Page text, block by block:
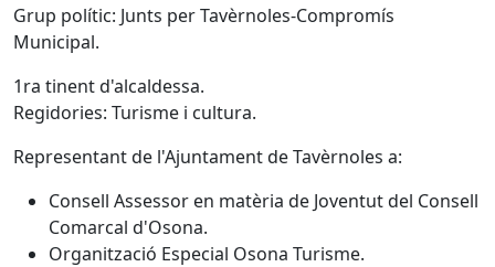
Grup polític: Junts per Tavèrnoles-Compromís
Municipal.
1ra tinent d'alcaldessa.
Regidories: Turisme i cultura.
Representant de l'Ajuntament de Tavèrnoles a:
Consell Assessor en matèria de Joventut del Consell
Comarcal d'Osona.
Organització Especial Osona Turisme.